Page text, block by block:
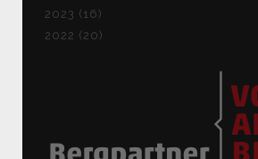
2023 (16)
2022 (20)